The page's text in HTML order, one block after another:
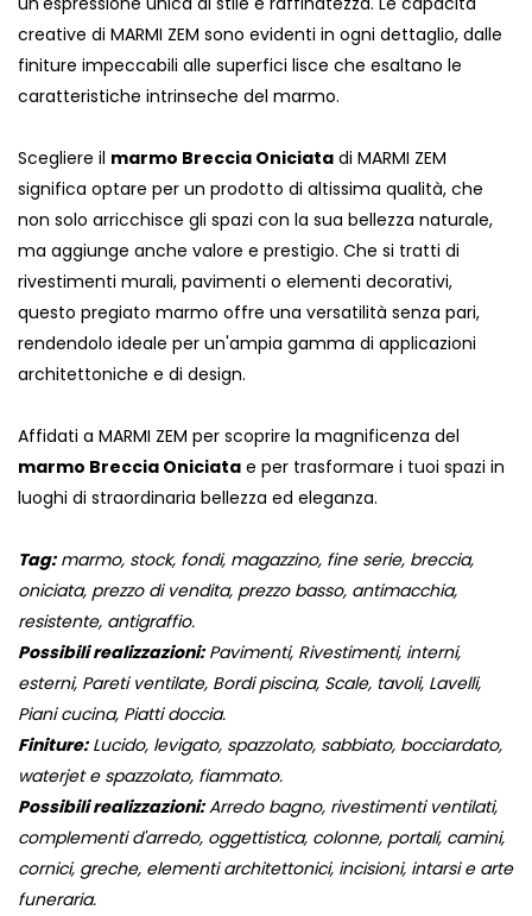
creative di MARMI ZEM sono evidenti in ogni dettaglio, dalle
finiture impeccabili alle superfici lisce che esaltano le
caratteristiche intrinseche del marmo.
Scegliere il marmo Breccia Oniciata di MARMI ZEM
significa optare per un prodotto di altissima qualità, che
non solo arricchisce gli spazi con la sua bellezza naturale,
ma aggiunge anche valore e prestigio. Che si tratti di
rivestimenti murali, pavimenti o elementi decorativi,
questo pregiato marmo offre una versatilità senza pari,
rendendolo ideale per un'ampia gamma di applicazioni
architettoniche e di design.
Affidati a MARMI ZEM per scoprire la magnificenza del
marmo Breccia Oniciata e per trasformare i tuoi spazi in
luoghi di straordinaria bellezza ed eleganza.
Tag:marmo, stock, fondi, magazzino, fine serie, breccia,
oniciata, prezzo di vendita, prezzo basso, antimacchia,
resistente, antigraffio.
Possibili realizzazioni:Pavimenti, Rivestimenti, interni,
esterni, Pareti ventilate, Bordi piscina, Scale, tavoli, Lavelli,
Piani cucina, Piatti doccia.
Finiture:Lucido, levigato, spazzolato, sabbiato, bocciardato,
waterjet e spazzolato, fiammato.
Possibili realizzazioni:Arredo bagno, rivestimenti ventilati,
complementi d'arredo, oggettistica, colonne, portali, camini,
cornici, greche, elementi architettonici, incisioni, intarsi e arte
funeraria.